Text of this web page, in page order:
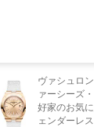
ヴァシュロ
ァーシーズ
好家のお気
ェンダーレ